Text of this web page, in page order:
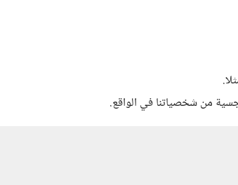
من شخصياتنا في الواقع.